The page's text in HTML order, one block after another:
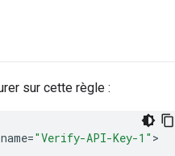
sur cette règle :
name="Verify-API-Key-1"